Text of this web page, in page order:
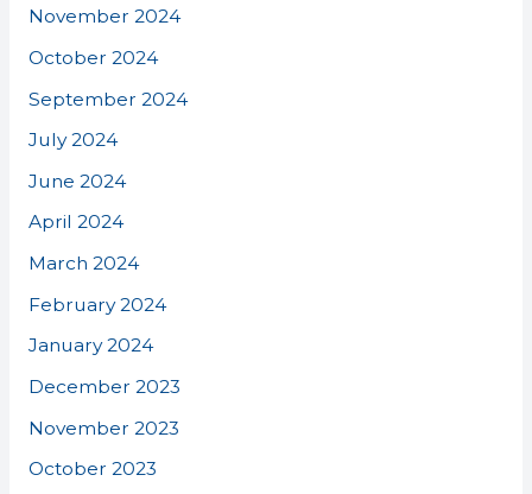
November 2024
October 2024
September 2024
July 2024
June 2024
April 2024
March 2024
February 2024
January 2024
December 2023
November 2023
October 2023